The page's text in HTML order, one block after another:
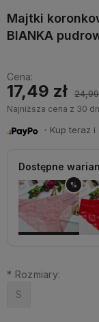
Majtki
BIANKA
Cena:
17,49 zł 24,99
Najniższa cena z 30
・Kup teraz
Dostępne
%
* Rozmiary:
S